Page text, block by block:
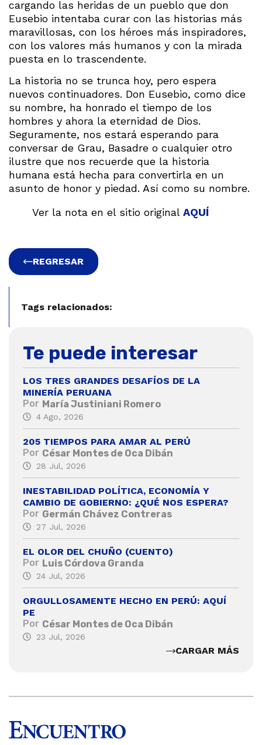
cargando las heridas de un pueblo que don
Eusebio intentaba curar con las historias más
maravillosas, con los héroes más inspiradores,
con los valores más humanos y con la mirada
puesta en lo trascendente.
La historia no se trunca hoy, pero espera
nuevos continuadores. Don Eusebio, como dice
su nombre, ha honrado el tiempo de los
hombres y ahora la eternidad de Dios.
Seguramente, nos estará esperando para
conversar de Grau, Basadre o cualquier otro
ilustre que nos recuerde que la historia
humana está hecha para convertirla en un
asunto de honor y piedad. Así como su nombre.
Ver la nota en el sitio original AQUÍ
REGRESAR
Tags relacionados:
Te puede interesar
LOS TRES GRANDES DESAFÍOS DE LA
MINERÍA PERUANA
Por María Justiniani Romero
4 Ago, 2026
205 TIEMPOS PARA AMAR AL PERÚ
Por César Montes de Oca Dibán
28 Jul, 2026
INESTABILIDAD POLÍTICA, ECONOMÍA Y
CAMBIO DE GOBIERNO: ¿QUÉ NOS ESPERA?
Por Germán Chávez Contreras
27 Jul, 2026
EL OLOR DEL CHUÑO (CUENTO)
Por Luis Córdova Granda
24 Jul, 2026
ORGULLOSAMENTE HECHO EN PERÚ: AQUÍ
PE
Por César Montes de Oca Dibán
23 Jul, 2026
CARGAR MÁS